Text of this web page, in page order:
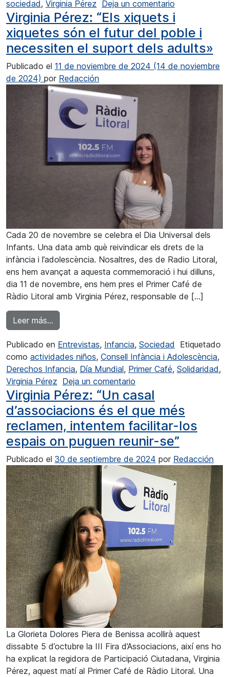
sociedad, Virginia Pérez Deja un comentario
Virginia Pérez: “Els xiquets i
xiquetes són el futur del poble i
necessiten el suport dels adults»
Publicado el 11 de noviembre de 2024 (14 de noviembre
de 2024) por Redacción
Cada 20 de novembre se celebra el Dia Universal dels
Infants. Una data amb què reivindicar els drets de la
infància i l’adolescència. Nosaltres, des de Radio Litoral,
ens hem avançat a aquesta commemoració i hui dilluns,
dia 11 de novembre, ens hem pres el Primer Café de
Ràdio Litoral amb Virginia Pérez, responsable de […]
Leer más…
Publicado en Entrevistas, Infancia, Sociedad
Etiquetado
como actividades niños, Consell Infància i Adolescència,
Derechos Infancia, Día Mundial, Primer Café, Solidaridad,
Virginia Pérez Deja un comentario
Virginia Pérez: “Un casal
d’associacions és el que més
reclamen, intentem facilitar-los
espais on puguen reunir-se”
Publicado el 30 de septiembre de 2024 por Redacción
La Glorieta Dolores Piera de Benissa acollirà aquest
dissabte 5 d’octubre la III Fira d’Associacions, així ens ho
ha explicat la regidora de Participació Ciutadana, Virginia
Pérez, aquest matí al Primer Café de Ràdio Litoral. Una